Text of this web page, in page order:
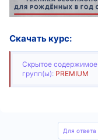
Скачать курс:
Скрытое содержимое
групп(ы): PREMIUM
Для ответа